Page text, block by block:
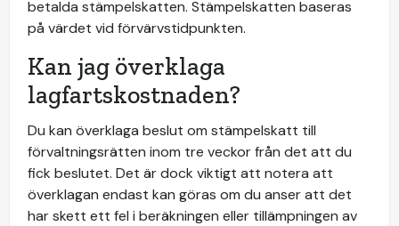
betalda stämpelskatten. Stämpelskatten baseras
på värdet vid förvärvstidpunkten.
Kan jag överklaga
lagfartskostnaden?
Du kan överklaga beslut om stämpelskatt till
förvaltningsrätten inom tre veckor från det att du
fick beslutet. Det är dock viktigt att notera att
överklagan endast kan göras om du anser att det
har skett ett fel i beräkningen eller tillämpningen av